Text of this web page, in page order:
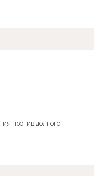
против долгого